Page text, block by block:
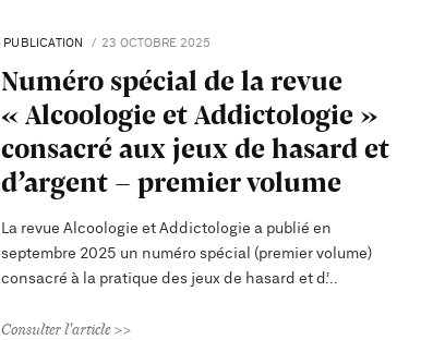
PUBLICATION 23 OCTOBRE 2025
Numéro spécial de la revue
« Alcoologie et Addictologie »
consacré aux jeux de hasard et
d’argent – premier volume
La revue Alcoologie et Addictologie a publié en
septembre 2025 un numéro spécial (premier volume)
consacré à la pratique des jeux de hasard et d’
Consulter l'article